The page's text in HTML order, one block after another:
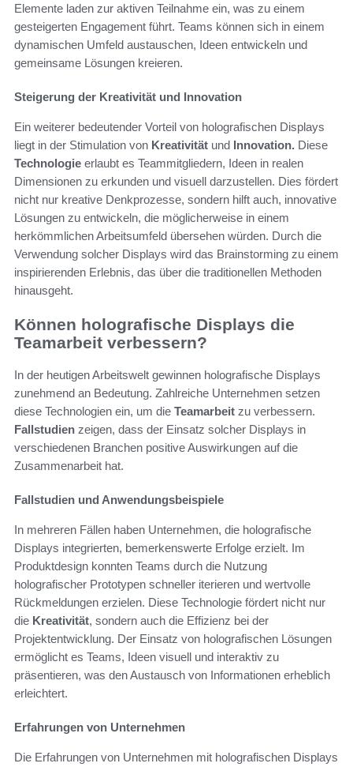
Elemente laden zur aktiven Teilnahme ein, was zu einem
gesteigerten Engagement führt. Teams können sich in einem
dynamischen Umfeld austauschen, Ideen entwickeln und
gemeinsame Lösungen kreieren.
Steigerung der Kreativität und Innovation
Ein weiterer bedeutender Vorteil von holografischen Displays
liegt in der Stimulation von Kreativität und Innovation. Diese
Technologie erlaubt es Teammitgliedern, Ideen in realen
Dimensionen zu erkunden und visuell darzustellen. Dies fördert
nicht nur kreative Denkprozesse, sondern hilft auch, innovative
Lösungen zu entwickeln, die möglicherweise in einem
herkömmlichen Arbeitsumfeld übersehen würden. Durch die
Verwendung solcher Displays wird das Brainstorming zu einem
inspirierenden Erlebnis, das über die traditionellen Methoden
hinausgeht.
Können holografische Displays die
Teamarbeit verbessern?
In der heutigen Arbeitswelt gewinnen holografische Displays
zunehmend an Bedeutung. Zahlreiche Unternehmen setzen
diese Technologien ein, um die Teamarbeit zu verbessern.
Fallstudien zeigen, dass der Einsatz solcher Displays in
verschiedenen Branchen positive Auswirkungen auf die
Zusammenarbeit hat.
Fallstudien und Anwendungsbeispiele
In mehreren Fällen haben Unternehmen, die holografische
Displays integrierten, bemerkenswerte Erfolge erzielt. Im
Produktdesign konnten Teams durch die Nutzung
holografischer Prototypen schneller iterieren und wertvolle
Rückmeldungen erzielen. Diese Technologie fördert nicht nur
die Kreativität, sondern auch die Effizienz bei der
Projektentwicklung. Der Einsatz von holografischen Lösungen
ermöglicht es Teams, Ideen visuell und interaktiv zu
präsentieren, was den Austausch von Informationen erheblich
erleichtert.
Erfahrungen von Unternehmen
Die Erfahrungen von Unternehmen mit holografischen Displays